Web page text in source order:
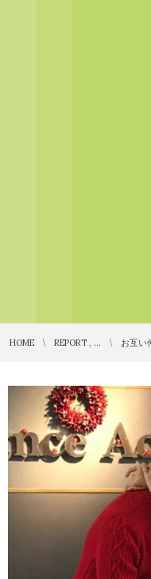
HOME REPORT , … お互い